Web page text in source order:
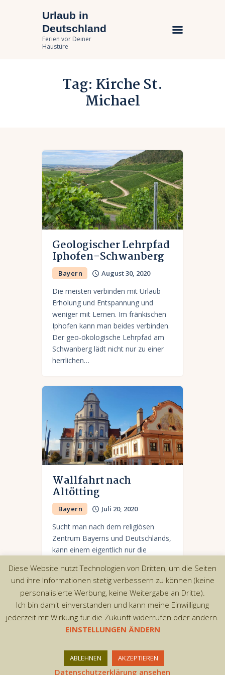
Urlaub in
Deutschland
Ferien vor Deiner
Haustüre
Tag: Kirche St.
Michael
Urlaub in Deutschland
Ferien vor Deiner Haustüre
Urlaub zuhause
Bundesländer
Urlaubsarten
Geologischer Lehrpfad
Iphofen-Schwanberg
Bayern August 30, 2020
Die meisten verbinden mit Urlaub
Erholung und Entspannung und
weniger mit Lernen. Im fränkischen
Iphofen kann man beides verbinden.
Der geo-ökologische Lehrpfad am
Schwanberg lädt nicht nur zu einer
herrlichen…
Wallfahrt nach
Altötting
Bayern Juli 20, 2020
Sucht man nach dem religiösen
Zentrum Bayerns und Deutschlands,
kann einem eigentlich nur die
Sinn kommen. Die Stadt ist ein
bekannter Wallfahrtsort, die jährlich
von…
Copyright © 2026 by AxiomThemes. All rights
reserved.
Diese Website nutzt Technologien von Dritten, um die Seiten
und ihre Informationen stetig verbessern zu können (keine
personalisierte Werbung, keine Weitergabe an Dritte).
Ich bin damit einverstanden und kann meine Einwilligung
jederzeit mit Wirkung für die Zukunft widerrufen oder ändern.
EINSTELLUNGEN ÄNDERN
ABLEHNEN AKZEPTIEREN
Datenschutzerklärung ansehen